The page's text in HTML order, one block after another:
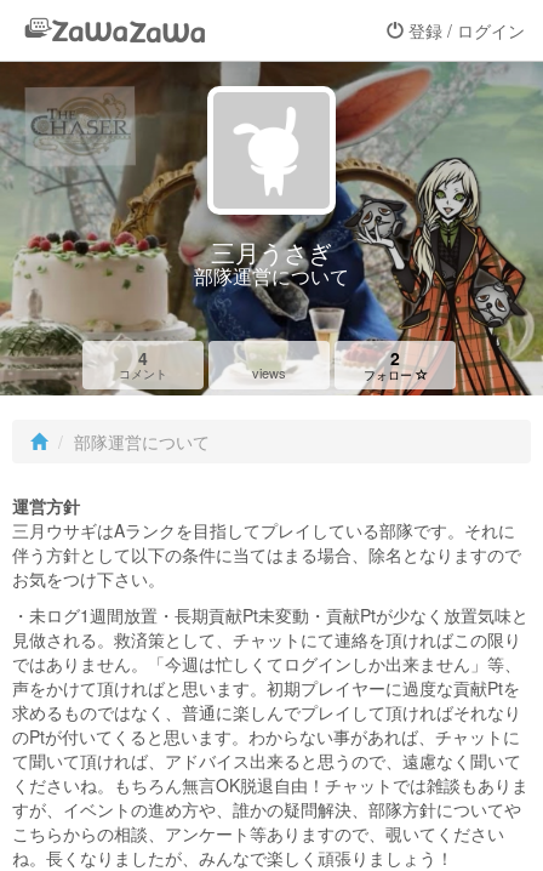
登録 / ログイン
三月うさぎ
部隊運営について
4
コメント views
2
フォロー
部隊運営について
運営方針
三月ウサギはAランクを目指してプレイしている部隊です。それに
伴う方針として以下の条件に当てはまる場合、除名となりますので
お気をつけ下さい。
・未ログ1週間放置・長期貢献Pt未変動・貢献Ptが少なく放置気味と
見做される。救済策として、チャットにて連絡を頂ければこの限り
ではありません。「今週は忙しくてログインしか出来ません」等、
声をかけて頂ければと思います。初期プレイヤーに過度な貢献Ptを
求めるものではなく、普通に楽しんでプレイして頂ければそれなり
のPtが付いてくると思います。わからない事があれば、チャットに
て聞いて頂ければ、アドバイス出来ると思うので、遠慮なく聞いて
くださいね。もちろん無言OK脱退自由！チャットでは雑談もありま
すが、イベントの進め方や、誰かの疑問解決、部隊方針についてや
こちらからの相談、アンケート等ありますので、覗いてください
ね。長くなりましたが、みんなで楽しく頑張りましょう！